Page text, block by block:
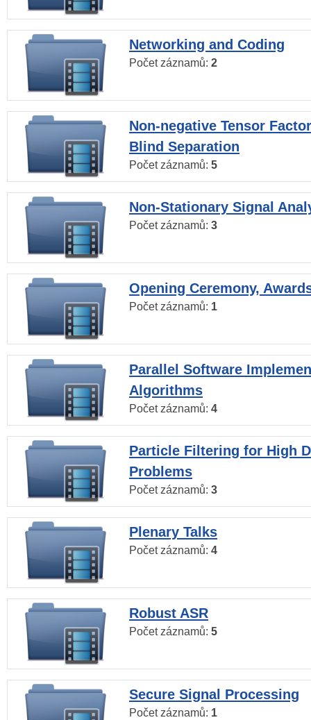
Networking and Coding
Počet záznamů: 2
Non-negative Tensor
Blind Separation
Počet záznamů: 5
Non-Stationary Signal
Počet záznamů: 3
Opening Ceremony,
Počet záznamů: 1
Parallel Software
Algorithms
Počet záznamů: 4
Particle Filtering for High
Problems
Počet záznamů: 3
Plenary Talks
Počet záznamů: 4
Robust ASR
Počet záznamů: 5
Secure Signal Processing
Počet záznamů: 1